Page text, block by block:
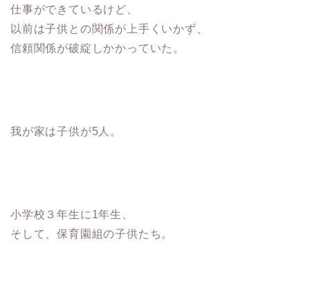
仕事ができているけど、
以前は子供との関係が上手くいかず、
信頼関係が破綻しかかっていた。
我が家は子供が5人。
小学校３年生に1年生、
そして、保育園組の子供たち。